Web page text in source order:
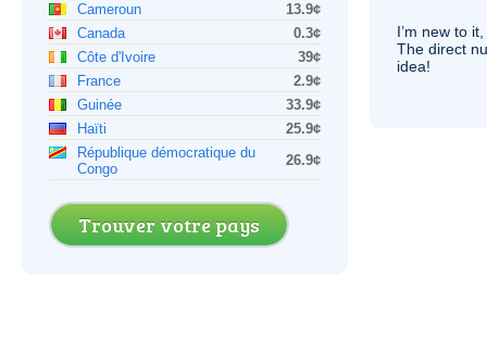
Cameroun
13.9¢
Canada
0.3¢
Côte d'Ivoire
39¢
France
2.9¢
Guinée
33.9¢
Haïti
25.9¢
République démocratique du
Congo
26.9¢
Trouver votre pays
I’m new to
The direct
idea!